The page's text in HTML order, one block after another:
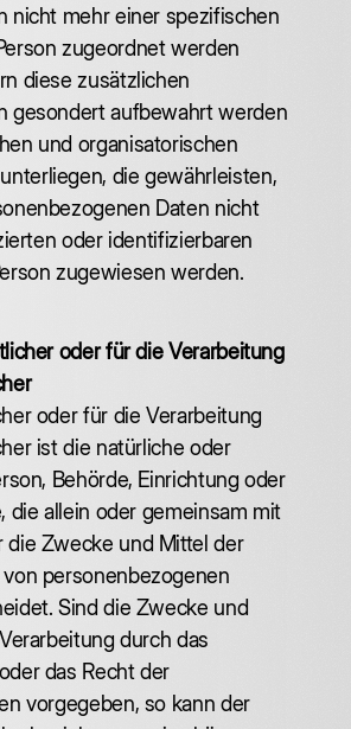
nicht mehr einer spezifischen
zugeordnet werden
diese zusätzlichen
gesondert aufbewahrt werden
und organisatorischen
die gewährleisten,
Daten nicht
oder identifizierbaren
zugewiesen werden.
oder für die Verarbeitung
oder für die Verarbeitung
ist die natürliche oder
Behörde, Einrichtung oder
die allein oder gemeinsam mit
die Zwecke und Mittel der
personenbezogenen
Sind die Zwecke und
durch das
das Recht der
vorgegeben, so kann der